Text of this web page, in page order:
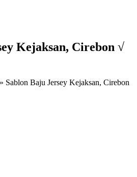
Kejaksan, Cirebon √
» Sablon Baju Jersey Kejaksan, Cirebon